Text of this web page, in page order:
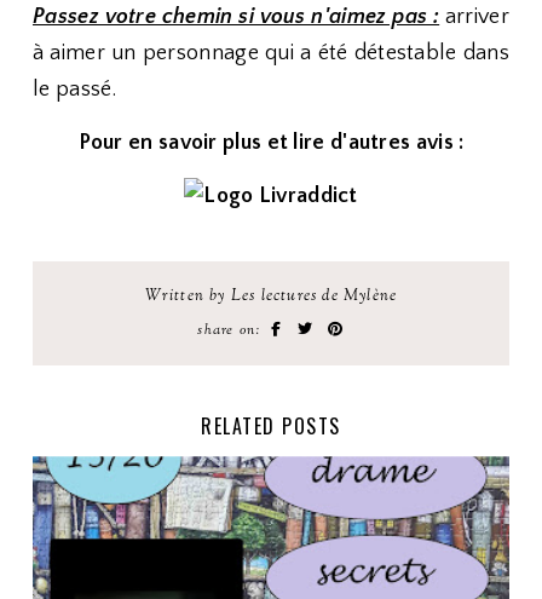
Passez votre chemin si vous n'aimez pas : arriver
à aimer un personnage qui a été détestable dans
le passé.
Pour en savoir plus et lire d'autres avis :
Written by Les lectures de Mylène
share on:
RELATED POSTS